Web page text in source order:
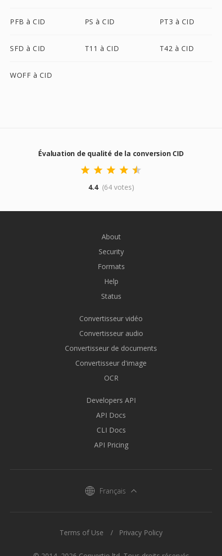
PFB à CID PS à CID PT3 à CID
SFD à CID T11 à CID T42 à CID
WOFF à CID
Évaluation de qualité de la conversion CID
4.4 (64 votes)
About
Security
Formats
Help
Status
Convertisseur vidéo
Convertisseur audio
Convertisseur de documents
Convertisseur d'image
OCR
Developers API
API Docs
CLI Docs
API Pricing
Français
Terms of Use Privacy Policy